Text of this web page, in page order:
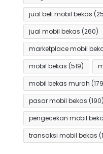
jual beli mobil bekas
jual mobil bekas (260)
marketplace mobil
mobil bekas (519)
mobil bekas murah
pasar mobil bekas (190)
pengecekan mobil
transaksi mobil bekas